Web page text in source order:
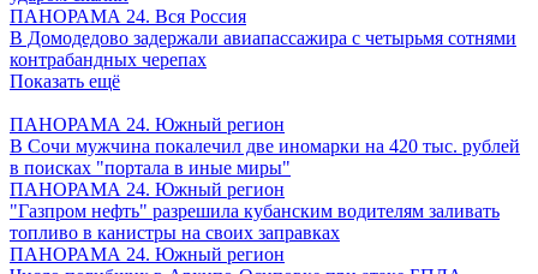
ПАНОРАМА 24. Вся Россия
В Домодедово задержали авиапассажира с четырьмя сотнями
контрабандных черепах
Показать ещё
ПАНОРАМА 24. Южный регион
В Сочи мужчина покалечил две иномарки на 420 тыс. рублей
в поисках "портала в иные миры"
ПАНОРАМА 24. Южный регион
"Газпром нефть" разрешила кубанским водителям заливать
топливо в канистры на своих заправках
ПАНОРАМА 24. Южный регион